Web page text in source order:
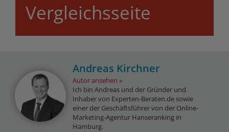
Vergleichsseite
Andreas Kirchner
Autor ansehen
Ich bin Andreas und der Gründer und
Inhaber von Experten-Beraten.de sowie
einer der Geschäftsführer von der Online-
Marketing-Agentur Hanseranking in
Hamburg.